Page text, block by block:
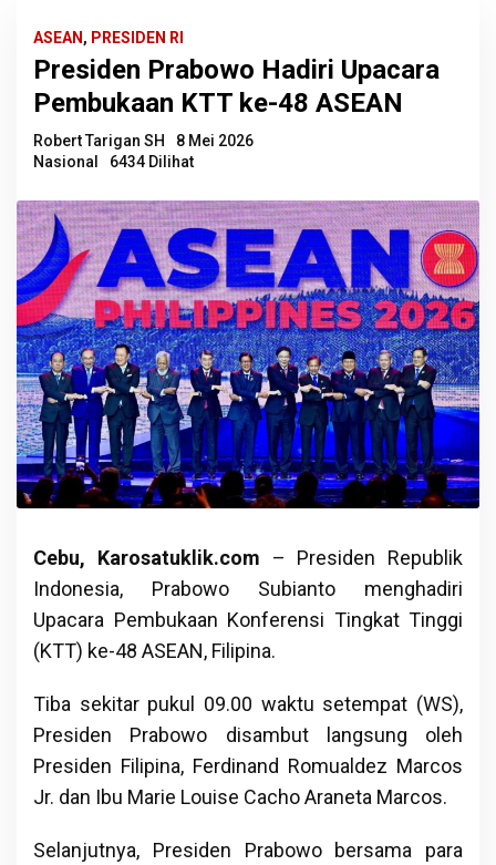
ASEAN, PRESIDEN RI
Presiden Prabowo Hadiri Upacara
Pembukaan KTT ke-48 ASEAN
Robert Tarigan SH
8 Mei 2026
Nasional
6434 Dilihat
Cebu, Karosatuklik.com – Presiden Republik
Indonesia, Prabowo Subianto menghadiri
Upacara Pembukaan Konferensi Tingkat Tinggi
(KTT) ke-48 ASEAN, Filipina.
Tiba sekitar pukul 09.00 waktu setempat (WS),
Presiden Prabowo disambut langsung oleh
Presiden Filipina, Ferdinand Romualdez Marcos
Jr. dan Ibu Marie Louise Cacho Araneta Marcos.
Selanjutnya, Presiden Prabowo bersama para